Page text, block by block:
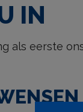
IN
als eerste